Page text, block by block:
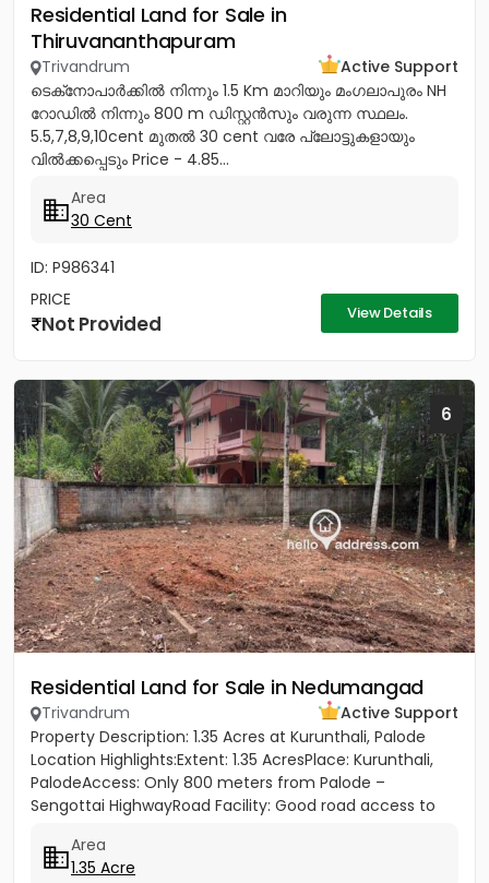
Residential Land for Sale in
Thiruvananthapuram
Trivandrum
Active Support
ടെക്‌നോപാർക്കിൽ നിന്നും 1.5 Km മാറിയും മംഗലാപുരം NH
റോഡിൽ നിന്നും 800 m ഡിസ്റ്റൻസും വരുന്ന സ്ഥലം.
5.5,7,8,9,10cent മുതൽ 30 cent വരേ പ്ലോട്ടുകളായും
വിൽക്കപ്പെടും Price - 4.85...
Area
30 Cent
ID: P986341
PRICE
Not Provided View Details
6
Residential Land for Sale in Nedumangad
Trivandrum
Active Support
Property Description: 1.35 Acres at Kurunthali, Palode
Location Highlights:Extent: 1.35 AcresPlace: Kurunthali,
PalodeAccess: Only 800 meters from Palode –
Sengottai HighwayRoad Facility: Good road access to
Area
1.35 Acre